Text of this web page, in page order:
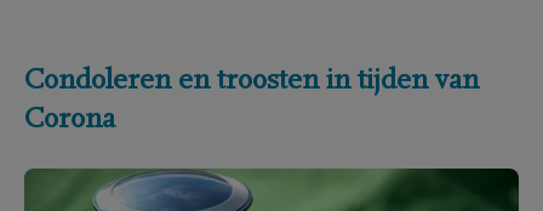
Condoleren en troosten in tijden van
Corona